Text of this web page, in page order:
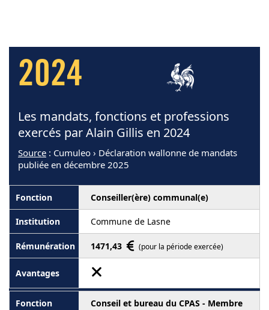
2024
Les mandats, fonctions et professions
exercés par Alain Gillis en 2024
Source : Cumuleo › Déclaration wallonne de mandats
publiée en décembre 2025
Conseiller(ère) communal(e)
Commune de Lasne
1471,43 (pour la période exercée)
Conseil et bureau du CPAS - Membre